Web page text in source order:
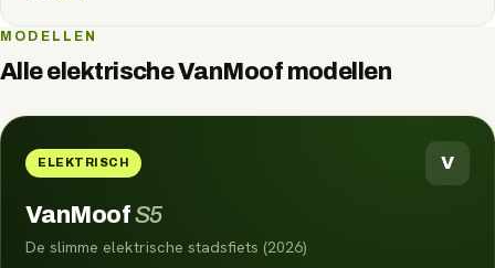
MODELLEN
Alle elektrischeVanMoof modellen
ELEKTRISCH V
VanMoofS5
De slimme elektrische stadsfiets (2026)